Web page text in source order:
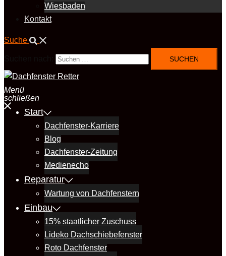
Wiesbaden
Kontakt
Suche
Menü
schließen
Start
Dachfenster-Karriere
Blog
Dachfenster-Zeitung
Medienecho
Reparatur
Wartung von Dachfenstern
Einbau
15% staatlicher Zuschuss
Lideko Dachschiebefenster
Roto Dachfenster